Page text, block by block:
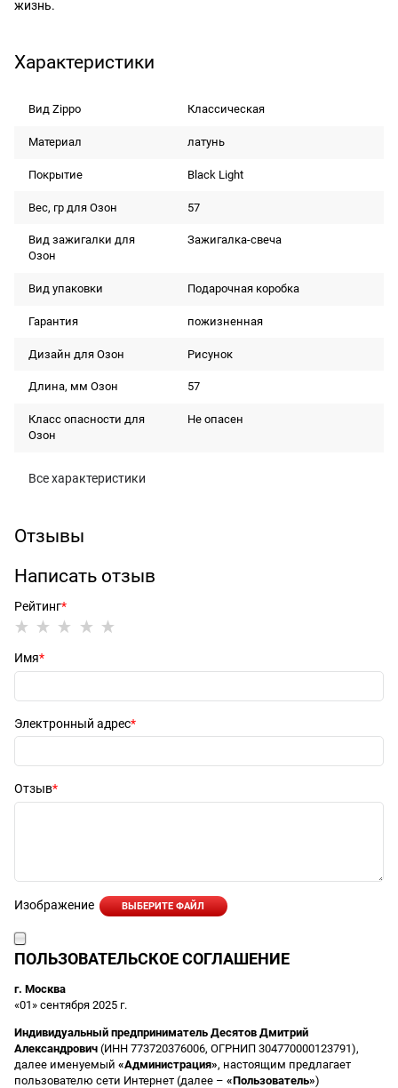
жизнь.
Характеристики
Вид Zippo Классическая
Материал латунь
Покрытие Black Light
Вес, гр для Озон 57
Вид зажигалки для
Озон
Зажигалка-свеча
Вид упаковки Подарочная коробка
Гарантия пожизненная
Дизайн для Озон Рисунок
Длина, мм Озон 57
Класс опасности для
Озон
Не опасен
Все характеристики
Отзывы
Написать отзыв
Рейтинг
Имя
Электронный адрес
Отзыв
Изображение ВЫБЕРИТЕ ФАЙЛ
ПОЛЬЗОВАТЕЛЬСКОЕ СОГЛАШЕНИЕ
г. Москва
«01» сентября 2025 г.
Индивидуальный предприниматель Десятов Дмитрий
Александрович (ИНН 773720376006, ОГРНИП 304770000123791),
далее именуемый «Администрация», настоящим предлагает
пользователю сети Интернет (далее – «Пользователь»)